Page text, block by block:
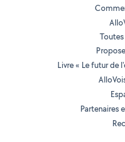
Livre « Le futur de
Partenaires